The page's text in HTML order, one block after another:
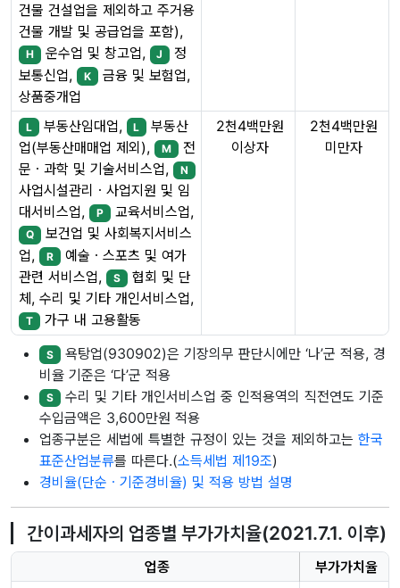
건물 건설업을 제외하고 주거용
건물 개발 및 공급업을 포함),
H 운수업 및 창고업, J
정
보통신업,
K 금융 및 보험업,
상품중개업
L 부동산임대업, L
부동산
업(부동산매매업 제외),
M 전
문ㆍ과학 및 기술서비스업,
N
사업시설관리ㆍ사업지원 및 임
대서비스업,
P 교육서비스업,
Q 보건업 및 사회복지서비스
업,
R 예술ㆍ스포츠 및 여가
관련 서비스업,
S 협회 및 단
체, 수리 및 기타 개인서비스업,
T 가구 내 고용활동
2천4백만원
이상자
2천4백만원
미만자
S 욕탕업(930902)은 기장의무 판단시에만 ‘나’군 적용, 경
비율 기준은 ‘다’군 적용
S 수리 및 기타 개인서비스업 중 인적용역의 직전연도 기준
수입금액은 3,600만원 적용
업종구분은 세법에 특별한 규정이 있는 것을 제외하고는 한국
표준산업분류를 따른다.(소득세법 제19조)
경비율(단순ㆍ기준경비율) 및 적용 방법 설명
간이과세자의 업종별 부가가치율(2021.7.1. 이후)
업종
부가가치율